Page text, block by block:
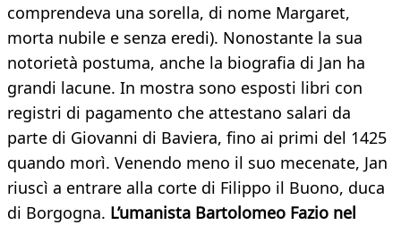
comprendeva una sorella, di nome Margaret,
morta nubile e senza eredi). Nonostante la sua
notorietà postuma, anche la biografia di Jan ha
grandi lacune. In mostra sono esposti libri con
registri di pagamento che attestano salari da
parte di Giovanni di Baviera, fino ai primi del 1425
quando morì. Venendo meno il suo mecenate, Jan
riuscì a entrare alla corte di Filippo il Buono, duca
di Borgogna. L’umanista Bartolomeo Fazio nel